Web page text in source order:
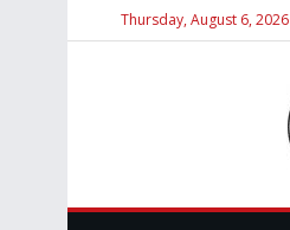
Thursday, August 6, 2026